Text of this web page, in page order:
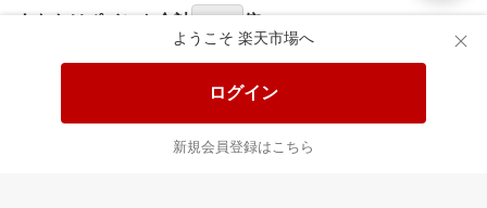
ようこそ 楽天市場へ
ログイン
新規会員登録はこちら
あなたはポイント 合計 倍